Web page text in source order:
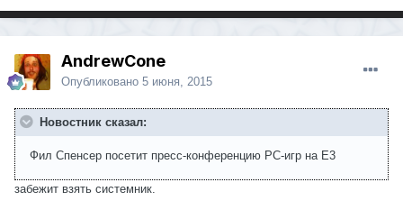
AndrewCone
Опубликовано 5 июня, 2015
Новостник сказал:
Фил Спенсер посетит пресс-конференцию РС-игр на Е3
забежит взять системник.